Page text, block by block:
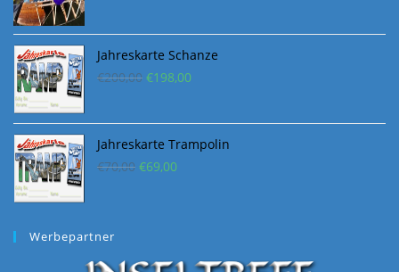
Jahreskarte Schanze
€200,00 Ursprünglicher
war:
€200,00
€198,00Aktueller
ist:
€198,00.
Jahreskarte Trampolin
€70,00 Ursprünglicher
€69,00Aktueller
Werbepartner